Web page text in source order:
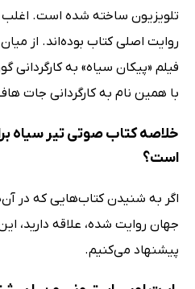
تلویزیون ساخته شده است. اغلب
روایت اصلی کتاب بوده‌اند. از
فیلم «پیکان سیاه» به کارگردانی
با همین نام به کارگردانی جات
خلاصه کتاب صوتی تیر سیاه
است؟
اگر به شنیدن کتاب‌هایی که در
جهان روایت شده، علاقه دارید،
پیشنهاد می‌کنیم.